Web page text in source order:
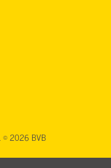
© 2026 BVB